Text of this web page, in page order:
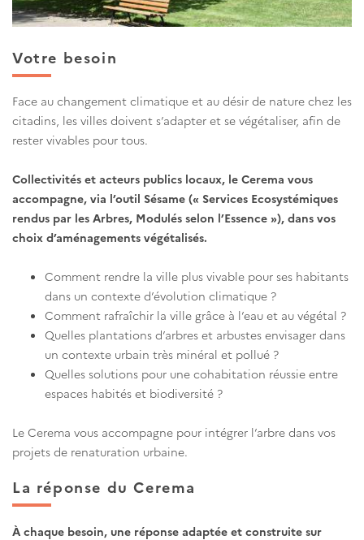
Votre besoin
Face au changement climatique et au désir de nature chez les
citadins, les villes doivent s’adapter et se végétaliser, afin de
rester vivables pour tous.
Collectivités et acteurs publics locaux, le Cerema vous
accompagne, via l’outil Sésame (« Services Ecosystémiques
rendus par les Arbres, Modulés selon l’Essence »), dans vos
choix d’aménagements végétalisés.
Comment rendre la ville plus vivable pour ses habitants
dans un contexte d’évolution climatique ?
Comment rafraîchir la ville grâce à l’eau et au végétal ?
Quelles plantations d’arbres et arbustes envisager dans
un contexte urbain très minéral et pollué ?
Quelles solutions pour une cohabitation réussie entre
espaces habités et biodiversité ?
Le Cerema vous accompagne pour intégrer l’arbre dans vos
projets de renaturation urbaine.
La réponse du Cerema
À chaque besoin, une réponse adaptée et construite sur